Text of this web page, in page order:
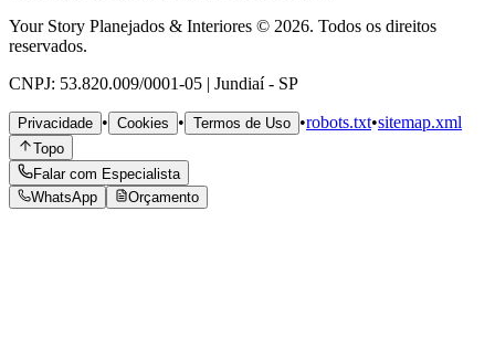
Your Story Planejados & Interiores © 2026. Todos os direitos
reservados.
CNPJ: 53.820.009/0001-05 | Jundiaí - SP
Privacidade • Cookies • Termos de Uso •robots.txt•sitemap.xml
Topo
Falar com Especialista
WhatsApp
Orçamento